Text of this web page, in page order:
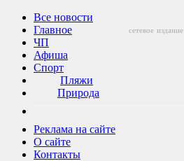
Все новости
Главное
ЧП
Афиша
Спорт
Пляжи
Природа
Реклама на сайте
О сайте
Контакты
сетевое издание